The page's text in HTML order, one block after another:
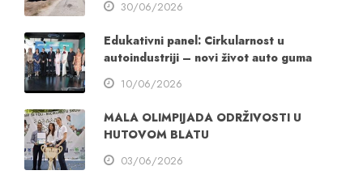
30/06/2026
Edukativni panel: Cirkularnost u
autoindustriji – novi život auto guma
10/06/2026
MALA OLIMPIJADA ODRŽIVOSTI U
HUTOVOM BLATU
03/06/2026